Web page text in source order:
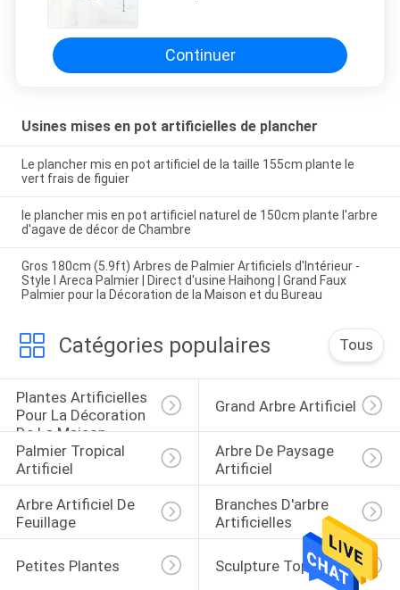
Continuer
Usines mises en pot artificielles de plancher
Le plancher mis en pot artificiel de la taille 155cm plante le
vert frais de figuier
le plancher mis en pot artificiel naturel de 150cm plante l'arbre
d'agave de décor de Chambre
Gros 180cm (5.9ft) Arbres de Palmier Artificiels d'Intérieur -
Style I Areca Palmier | Direct d'usine Haihong | Grand Faux
Palmier pour la Décoration de la Maison et du Bureau
Catégories populaires Tous
Plantes Artificielles
Pour La Décoration
De La Maison
Grand Arbre Artificiel
Palmier Tropical
Artificiel
Arbre De Paysage
Artificiel
Arbre Artificiel De
Feuillage
Branches D'arbre
Artificielles
Petites Plantes Sculpture Topiaire